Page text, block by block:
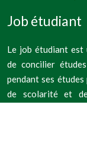
Job étudiant
Le job étudiant est
de concilier
pendant ses
de scolarité et de